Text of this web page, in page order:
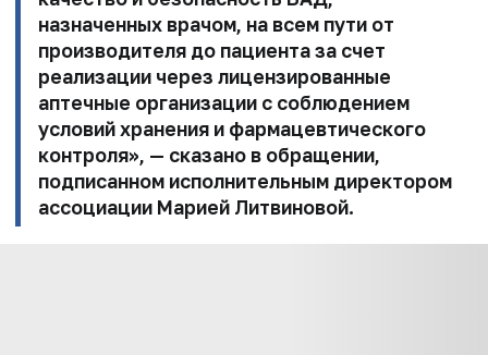
назначенных врачом, на всем пути от
производителя до пациента за счет
реализации через лицензированные
аптечные организации с соблюдением
условий хранения и фармацевтического
контроля», — сказано в обращении,
подписанном исполнительным директором
ассоциации Марией Литвиновой.